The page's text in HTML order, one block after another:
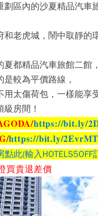
劃區內的沙夏精品汽車
和老虎城，鬧中取靜的
夏都精品汽車旅館二館
是較為平價路線，
用太傷荷包，一樣能享
房間！
https://bit.ly/
https://bit.ly/
點此(輸入
買貴退差價